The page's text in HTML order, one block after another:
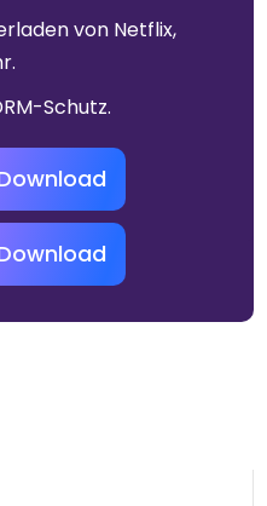
von Netflix,
Schutz.